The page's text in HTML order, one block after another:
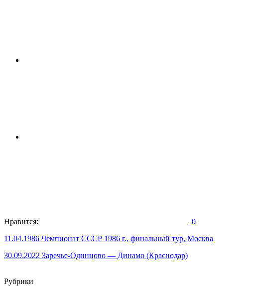
Нравится: 0
Навигация
по
11.04.1986 Чемпионат СССР 1986 г., финальный тур, Москва
30.09.2022 Заречье-Одинцово — Динамо (Краснодар)
Рубрики